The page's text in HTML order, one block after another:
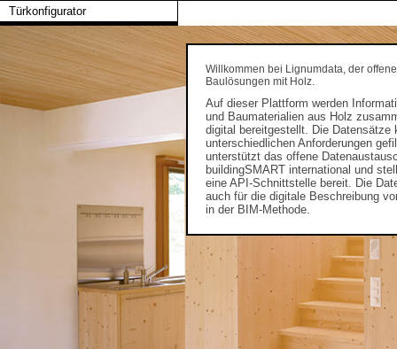
Türkonfigurator
Willkommen bei Lignumdata, der
Baulösungen mit Holz.
Auf dieser Plattform werden
und Baumaterialien aus Holz
digital bereitgestellt. Die Datensätze
unterschiedlichen Anforderungen
unterstützt das offene
buildingSMART international und
eine API-Schnittstelle bereit. Die
auch für die digitale Beschreibung
in der BIM-Methode.